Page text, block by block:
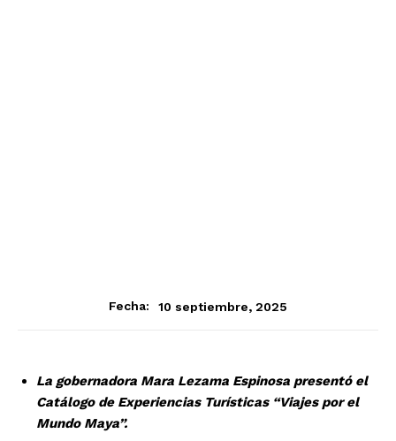
Fecha: 10 septiembre, 2025
La gobernadora Mara Lezama Espinosa presentó el
Catálogo de Experiencias Turísticas “Viajes por el
Mundo Maya”.